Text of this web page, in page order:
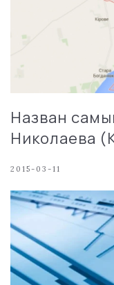
Назван
Николаева
2015-03-11